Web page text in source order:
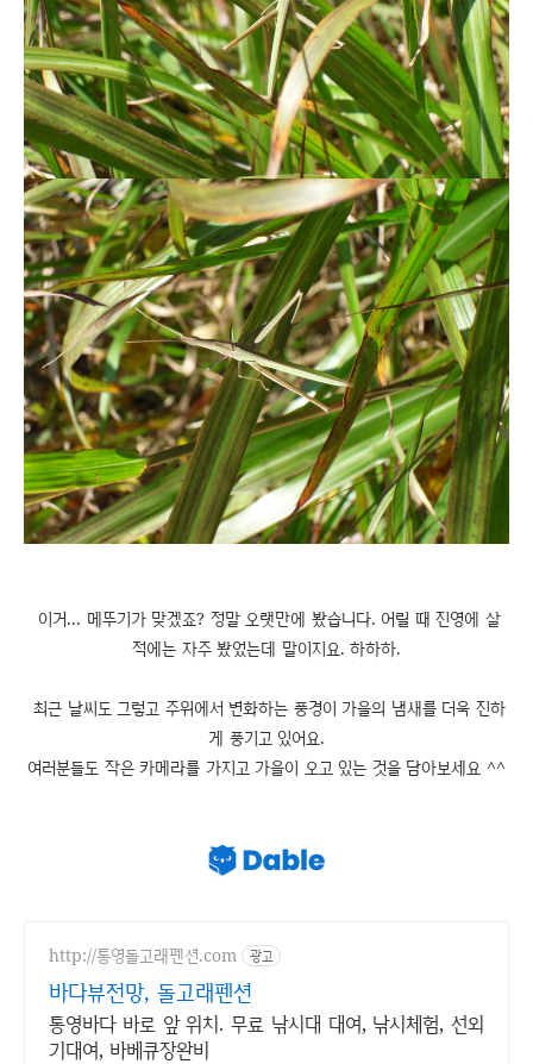
이거... 메뚜기가 맞겠죠? 정말 오랫만에 봤습니다. 어릴 때 진영에 살
적에는 자주 봤었는데 말이지요. 하하하.
최근 날씨도 그렇고 주위에서 변화하는 풍경이 가을의 냄새를 더욱 진하
게 풍기고 있어요.
여러분들도 작은 카메라를 가지고 가을이 오고 있는 것을 담아보세요 ^^
http://통영돌고래펜션.com 광고
바다뷰전망, 돌고래펜션
통영바다 바로 앞 위치. 무료 낚시대 대여, 낚시체험, 선외
기대여, 바베큐장완비